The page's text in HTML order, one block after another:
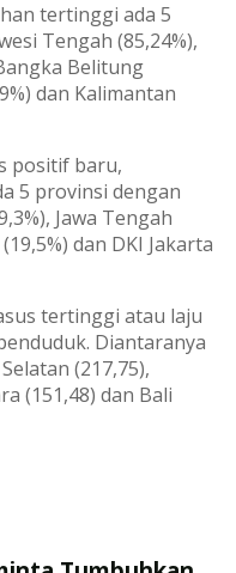
tertinggi ada 5
Tengah (85,24%),
Belitung
dan Kalimantan
positif baru,
5 provinsi dengan
Jawa Tengah
dan DKI Jakarta
tertinggi atau laju
Diantaranya
(217,75),
(151,48) dan Bali